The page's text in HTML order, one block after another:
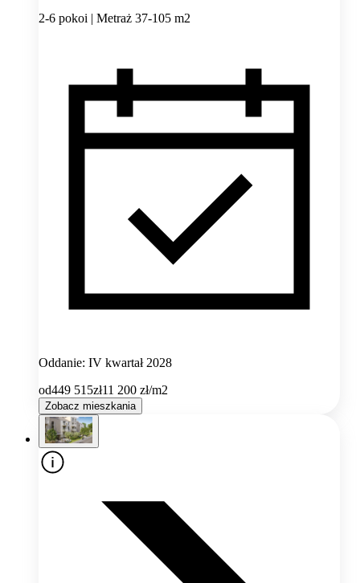
2-6 pokoi | Metraż 37-105 m2
Oddanie: IV kwartał 2028
od449 515zł11 200 zł/m2
Zobacz mieszkania